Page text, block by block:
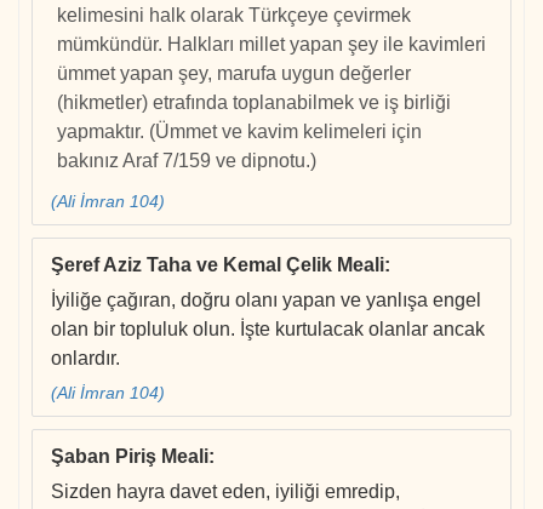
kelimesini halk olarak Türkçeye çevirmek
mümkündür. Halkları millet yapan şey ile kavimleri
ümmet yapan şey, marufa uygun değerler
(hikmetler) etrafında toplanabilmek ve iş birliği
yapmaktır. (Ümmet ve kavim kelimeleri için
bakınız Araf 7/159 ve dipnotu.)
(Ali İmran 104)
Şeref Aziz Taha ve Kemal Çelik Meali:
İyiliğe çağıran, doğru olanı yapan ve yanlışa engel
olan bir topluluk olun. İşte kurtulacak olanlar ancak
onlardır.
(Ali İmran 104)
Şaban Piriş Meali:
Sizden hayra davet eden, iyiliği emredip,